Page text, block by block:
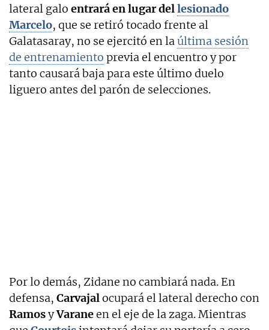
lateral galo entrará en lugar dellesionado
Marcelo, que se retiró tocado frente al
Galatasaray, no se ejercitó en laúltima sesión
de entrenamiento previa el encuentro y por
tanto causará baja para este último duelo
liguero antes del parón de selecciones.
Por lo demás, Zidane no cambiará nada. En
defensa, Carvajalocupará el lateral derecho con
RamosyVaraneen el eje de la zaga. Mientras